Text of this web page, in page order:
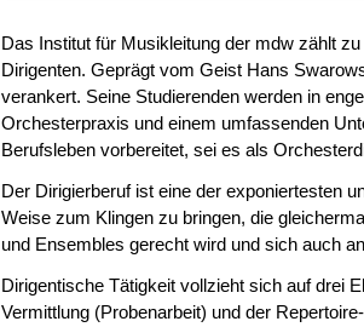
Das Institut für Musikleitung der mdw zählt
Dirigenten. Geprägt vom Geist Hans
verankert. Seine Studierenden werden in
Orchesterpraxis und einem umfassenden
Berufsleben vorbereitet, sei es als
Der Dirigierberuf ist eine der exponiertesten
Weise zum Klingen zu bringen, die
und Ensembles gerecht wird und sich auch
Dirigentische Tätigkeit vollzieht sich auf drei
Vermittlung (Probenarbeit) und der